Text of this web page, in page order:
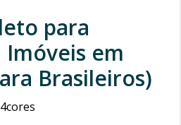
para
em
Brasileiros)